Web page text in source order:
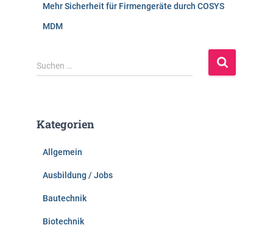
Mehr Sicherheit für Firmengeräte durch COSYS
MDM
S
u
n
Suchen …
Kategorien
Allgemein
Ausbildung / Jobs
Bautechnik
Biotechnik